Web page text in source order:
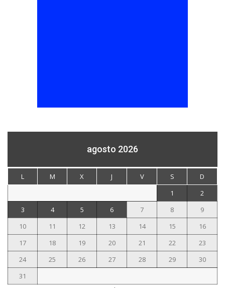
agosto 2026
L M X J V S
D
1
2
3
4 5 6 7 8
9
10
11 12 13 14 15
16
17
18 19 20 21 22
23
24
25 26 27 28 29
30
31